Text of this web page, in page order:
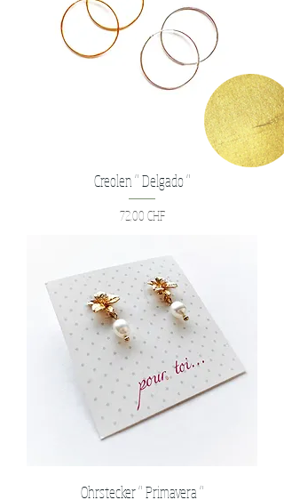
Creolen " Delgado "
Preis
72,00 CHF
Ohrstecker " Primavera "